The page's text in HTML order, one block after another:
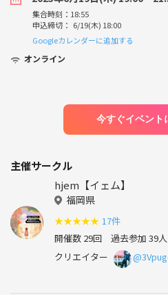
集合時刻：18:55
申込締切： 6/19(木) 18:00
Googleカレンダーに追加する
オンライン
今すぐイベント
主催サークル
hjem【イェム】
福岡県
★★★★★ 17件
開催数 29回 過去参加 39人
クリエイター